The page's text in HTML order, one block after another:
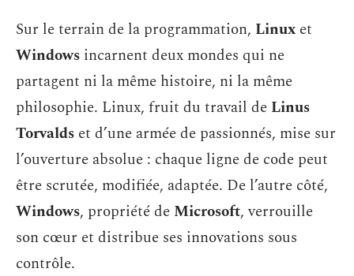
Sur le terrain de la programmation, Linux et
Windows incarnent deux mondes qui ne
partagent ni la même histoire, ni la même
philosophie. Linux, fruit du travail de Linus
Torvalds et d’une armée de passionnés, mise sur
l’ouverture absolue : chaque ligne de code peut
être scrutée, modifiée, adaptée. De l’autre côté,
Windows, propriété de Microsoft, verrouille
son cœur et distribue ses innovations sous
contrôle.